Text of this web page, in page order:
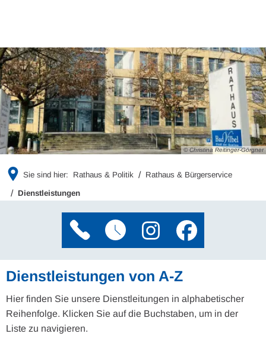
© Christina Reitinger-Görgner
Sie sind hier: Rathaus & Politik Rathaus & Bürgerservice
Dienstleistungen
Dienstleistungen von A-Z
Hier finden Sie unsere Dienstleitungen in alphabetischer
Reihenfolge. Klicken Sie auf die Buchstaben, um in der
Liste zu navigieren.